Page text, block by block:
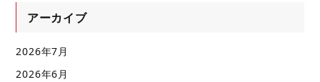
アーカイブ
2026年7月
2026年6月